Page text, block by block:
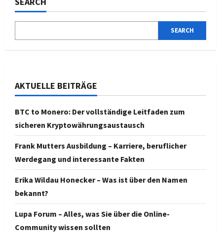
SEARCH
AKTUELLE BEITRÄGE
BTC to Monero: Der vollständige Leitfaden zum
sicheren Kryptowährungsaustausch
Frank Mutters Ausbildung – Karriere, beruflicher
Werdegang und interessante Fakten
Erika Wildau Honecker – Was ist über den Namen
bekannt?
Lupa Forum – Alles, was Sie über die Online-
Community wissen sollten